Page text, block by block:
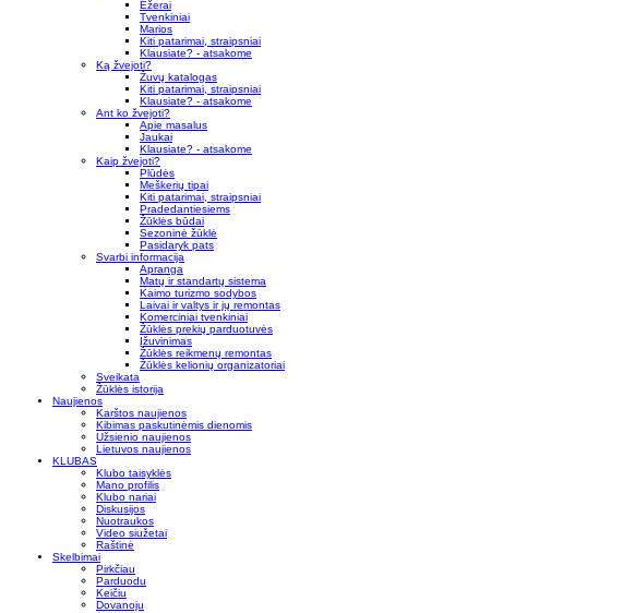
Ežerai
Tvenkiniai
Marios
Kiti patarimai, straipsniai
Klausiate? - atsakome
Ką žvejoti?
Žuvų katalogas
Kiti patarimai, straipsniai
Klausiate? - atsakome
Ant ko žvejoti?
Apie masalus
Jaukai
Klausiate? - atsakome
Kaip žvejoti?
Plūdės
Meškerių tipai
Kiti patarimai, straipsniai
Pradedantiesiems
Žūklės būdai
Sezoninė žūklė
Pasidaryk pats
Svarbi informacija
Apranga
Matų ir standartų sistema
Kaimo turizmo sodybos
Laivai ir valtys ir jų remontas
Komerciniai tvenkiniai
Žūklės prekių parduotuvės
Įžuvinimas
Žūklės reikmenų remontas
Žūklės kelionių organizatoriai
Sveikata
Žūklės istorija
Naujienos
Karštos naujienos
Kibimas paskutinėmis dienomis
Užsienio naujienos
Lietuvos naujienos
KLUBAS
Klubo taisyklės
Mano profilis
Klubo nariai
Diskusijos
Nuotraukos
Video siužetai
Raštinė
Skelbimai
Pirkčiau
Parduodu
Keičiu
Dovanoju